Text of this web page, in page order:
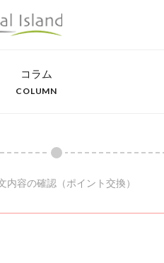
コラム
COLUMN
内容の確認 （ポイント交換）